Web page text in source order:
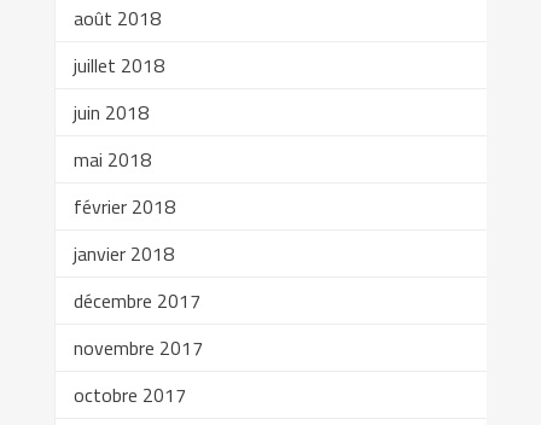
août 2018
juillet 2018
juin 2018
mai 2018
février 2018
janvier 2018
décembre 2017
novembre 2017
octobre 2017